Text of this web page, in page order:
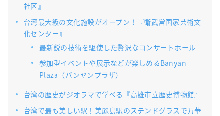
社区』
台湾最大級の文化施設がオープン！『衛武営国家芸術文
化センター』
最新鋭の技術を駆使した贅沢なコンサートホール
参加型イベントや展示などが楽しめるBanyan
Plaza（バンヤンプラザ）
台湾の歴史がジオラマで学べる『高雄市立歴史博物館』
台湾で最も美しい駅！美麗島駅のステンドグラスで万華